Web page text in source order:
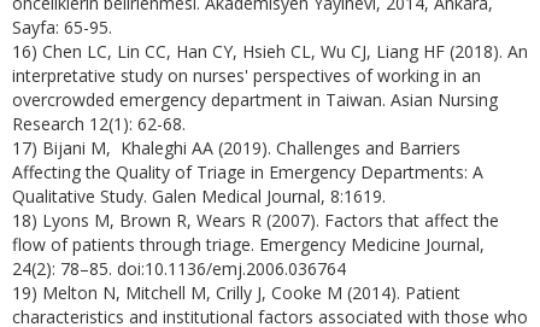
Sayfa: 65-95.
16) Chen LC, Lin CC, Han CY, Hsieh CL, Wu CJ, Liang HF (2018). An
interpretative study on nurses' perspectives of working in an
overcrowded emergency department in Taiwan. Asian Nursing
Research 12(1): 62-68.
17) Bijani M, Khaleghi AA (2019). Challenges and Barriers
Affecting the Quality of Triage in Emergency Departments: A
Qualitative Study. Galen Medical Journal, 8:1619.
18) Lyons M, Brown R, Wears R (2007). Factors that affect the
flow of patients through triage. Emergency Medicine Journal,
24(2): 78–85. doi:10.1136/emj.2006.036764
19) Melton N, Mitchell M, Crilly J, Cooke M (2014). Patient
characteristics and institutional factors associated with those who